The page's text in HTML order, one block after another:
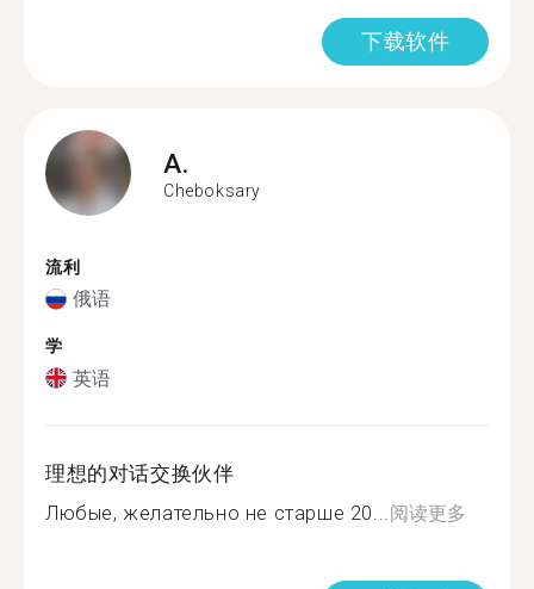
下载软件
A.
Cheboksary
流利
俄语
学
英语
理想的对话交换伙伴
Любые, желательно не старше 20... 阅读更多